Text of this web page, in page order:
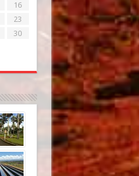
16
23
30